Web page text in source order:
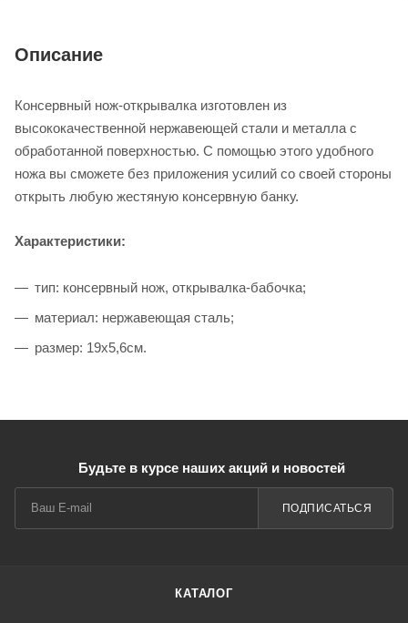
Описание
Консервный нож-открывалка изготовлен из
высококачественной нержавеющей стали и металла с
обработанной поверхностью. С помощью этого удобного
ножа вы сможете без приложения усилий со своей стороны
открыть любую жестяную консервную банку.
Характеристики:
тип: консервный нож, открывалка-бабочка;
материал: нержавеющая сталь;
размер: 19х5,6см.
Будьте в курсе наших акций и новостей
ПОДПИСАТЬСЯ
КАТАЛОГ